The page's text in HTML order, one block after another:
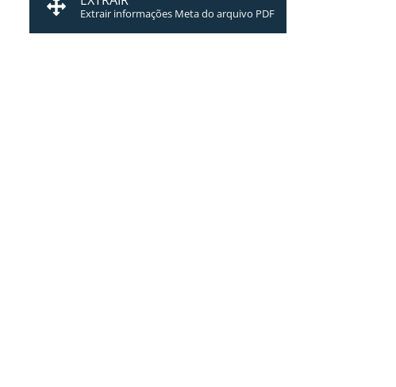
Extrair informações Meta do arquivo PDF